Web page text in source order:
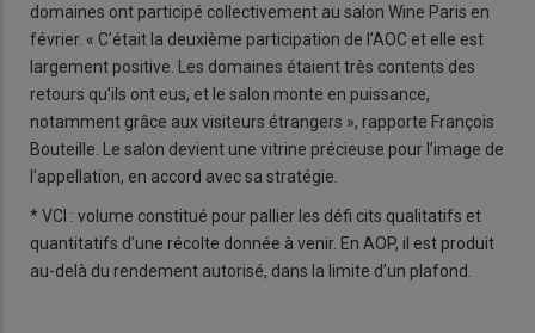
domaines ont participé collectivement au salon Wine Paris en
février. « C’était la deuxième participation de l’AOC et elle est
largement positive. Les domaines étaient très contents des
retours qu’ils ont eus, et le salon monte en puissance,
notamment grâce aux visiteurs étrangers », rapporte François
Bouteille. Le salon devient une vitrine précieuse pour l’image de
l’appellation, en accord avec sa stratégie.
* VCI : volume constitué pour pallier les défi cits qualitatifs et
quantitatifs d’une récolte donnée à venir. En AOP, il est produit
au-delà du rendement autorisé, dans la limite d’un plafond.